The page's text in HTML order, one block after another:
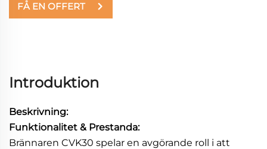
FÅ EN OFFERT
Introduktion
Beskrivning:
Funktionalitet & Prestanda:
Brännaren CVK30 spelar en avgörande roll i att